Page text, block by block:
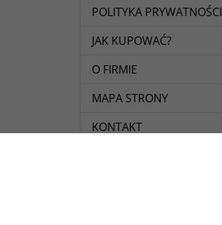
POLITYKA PRYWATNOŚCI
JAK KUPOWAĆ?
O FIRMIE
MAPA STRONY
KONTAKT